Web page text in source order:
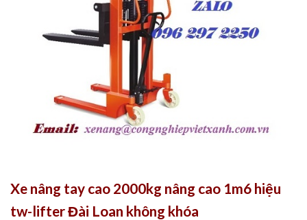
Xe nâng tay cao 2000kg nâng cao 1m6 hiệu
tw-lifter Đài Loan không khóa